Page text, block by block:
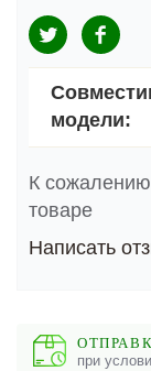
модели:
К
товаре
Написать
при